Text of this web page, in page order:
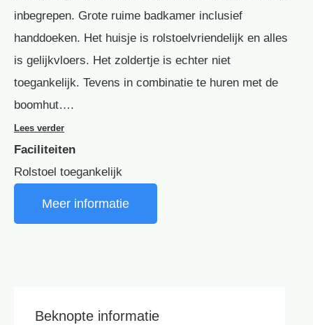
inbegrepen. Grote ruime badkamer inclusief
handdoeken. Het huisje is rolstoelvriendelijk en alles
is gelijkvloers. Het zoldertje is echter niet
toegankelijk. Tevens in combinatie te huren met de
boomhut….
Lees verder
Faciliteiten
Rolstoel toegankelijk
Meer informatie
Beknopte informatie